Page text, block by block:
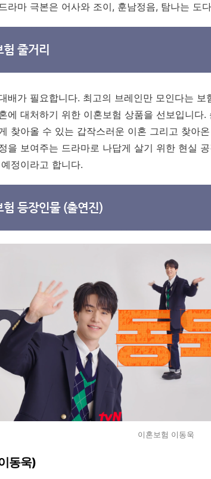
라마 극본은 어사와 조이, 훈남정음, 탐나는 도
줄거리
배가 필요합니다. 최고의 브레인만 모인다는
에 대처하기 위한 이혼보험 상품을 선보입니다
찾아올 수 있는 갑작스러운 이혼 그리고 찾아
을 보여주는 드라마로 나답게 살기 위한 현실
정이라고 합니다.
험 등장인물 (출연진)
이혼보험 이동욱
동욱)